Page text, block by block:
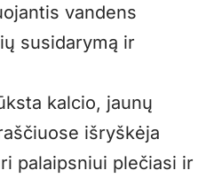
vandens
susidarymą ir
kalcio, jaunų
išryškėja
palaipsniui plečiasi ir